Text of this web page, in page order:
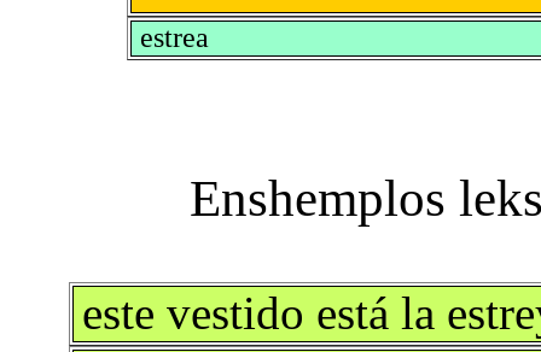
estrea
este vestido está la